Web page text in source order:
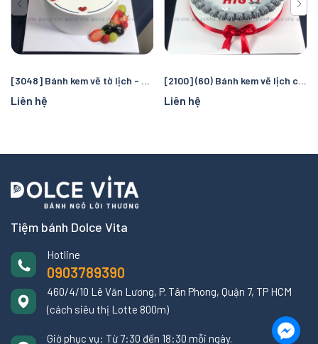
[3048] Bánh kem vẽ tờ lịch - ghi dấu ấn ngày đặc biệt
Liên hệ
[2100] (60) Bánh kem vẽ lịch chúc mừng ngày Quốc tế Nam Giới
Liên hệ
Tiệm bánh Dolce Vita
Hotline
0903789390
460/4/10 Lê Văn Lương, P. Tân Phong, Quận 7, TP HCM
(cách siêu thị Lotte 800m)
Giờ phục vụ: Từ 7:30 đến 18:30 mỗi ngày.